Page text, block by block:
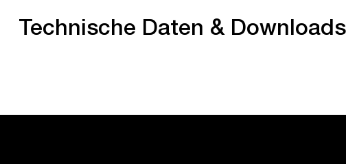
Technische Daten & Downloads